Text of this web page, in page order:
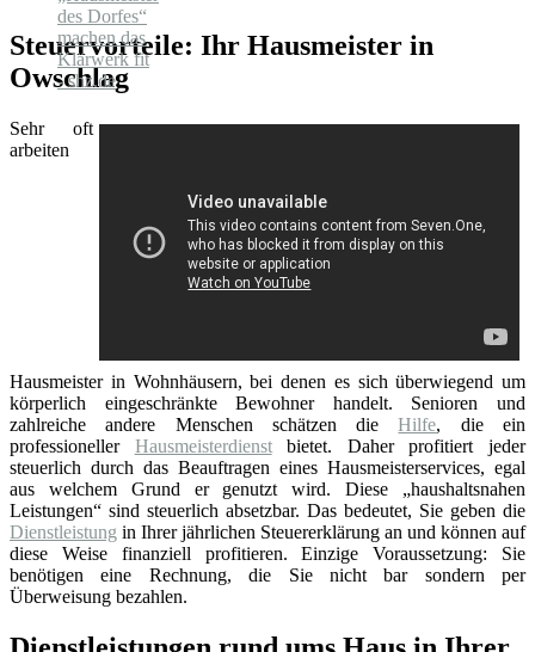
Steuervorteile: Ihr Hausmeister in
Owschlag
Sehr oft
arbeiten
Hausmeister in Wohnhäusern, bei denen es sich überwiegend um
körperlich eingeschränkte Bewohner handelt. Senioren und
zahlreiche andere Menschen schätzen dieHilfe, die ein
professioneller Hausmeisterdienstbietet. Daher profitiert jeder
steuerlich durch das Beauftragen eines Hausmeisterservices, egal
aus welchem Grund er genutzt wird. Diese „haushaltsnahen
Leistungen“ sind steuerlich absetzbar. Das bedeutet, Sie geben die
Dienstleistung in Ihrer jährlichen Steuererklärung an und können auf
diese Weise finanziell profitieren. Einzige Voraussetzung: Sie
benötigen eine Rechnung, die Sie nicht bar sondern per
Überweisung bezahlen.